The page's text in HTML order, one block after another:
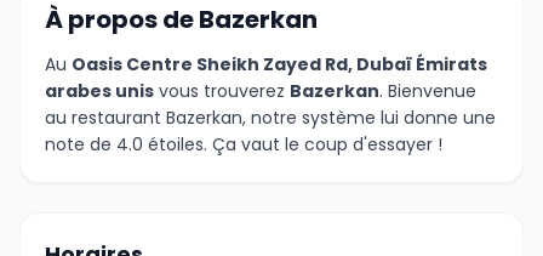
À propos de Bazerkan
Au Oasis Centre Sheikh Zayed Rd, Dubaï Émirats
arabes unis vous trouverez Bazerkan. Bienvenue
au restaurant Bazerkan, notre système lui donne une
note de 4.0 étoiles. Ça vaut le coup d'essayer !